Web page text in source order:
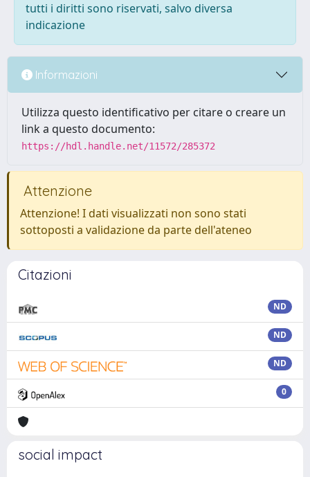
tutti i diritti sono riservati, salvo diversa
indicazione
Informazioni
Utilizza questo identificativo per citare o creare un
link a questo documento:
https://hdl.handle.net/11572/285372
Attenzione
Attenzione! I dati visualizzati non sono stati
sottoposti a validazione da parte dell'ateneo
Citazioni
ND
ND
ND
0
social impact